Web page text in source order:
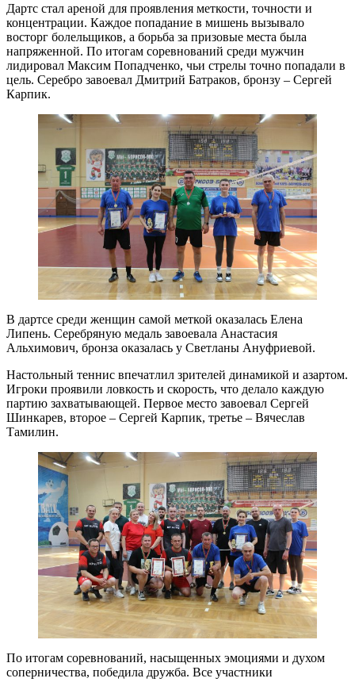
Дартс стал ареной для проявления меткости, точности и
концентрации. Каждое попадание в мишень вызывало
восторг болельщиков, а борьба за призовые места была
напряженной. По итогам соревнований среди мужчин
лидировал Максим Попадченко, чьи стрелы точно попадали в
цель. Серебро завоевал Дмитрий Батраков, бронзу – Сергей
Карпик.
В дартсе среди женщин самой меткой оказалась Елена
Липень. Серебряную медаль завоевала Анастасия
Альхимович, бронза оказалась у Светланы Ануфриевой.
Настольный теннис впечатлил зрителей динамикой и азартом.
Игроки проявили ловкость и скорость, что делало каждую
партию захватывающей. Первое место завоевал Сергей
Шинкарев, второе – Сергей Карпик, третье – Вячеслав
Тамилин.
По итогам соревнований, насыщенных эмоциями и духом
соперничества, победила дружба. Все участники